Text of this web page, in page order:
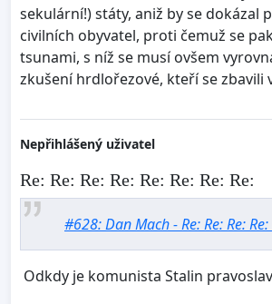
sekulární!) státy, aniž by se
civilních obyvatel, proti čemuž se
tsunami, s níž se musí ovšem
zkušení hrdlořezové, kteří se zbavili
Nepřihlášený uživatel
Re: Re: Re: Re: Re: Re: Re: Re:
#628: Dan Mach - Re: Re: Re: Re:
Odkdy je komunista Stalin